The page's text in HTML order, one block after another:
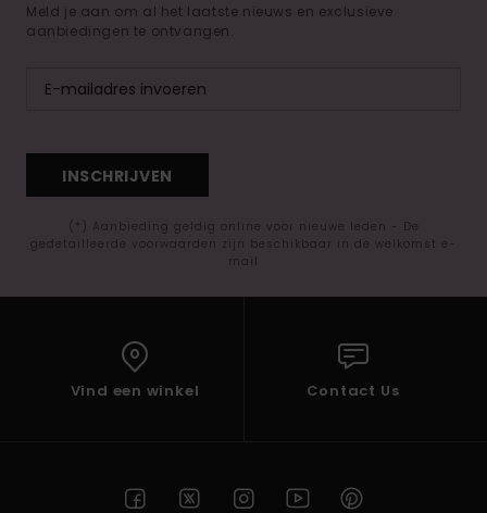
Meld je aan om al het laatste nieuws en exclusieve
aanbiedingen te ontvangen.
INSCHRIJVEN
(*) Aanbieding geldig online voor nieuwe leden - De
gedetailleerde voorwaarden zijn beschikbaar in de welkomst e-
mail
Vind een winkel Contact Us